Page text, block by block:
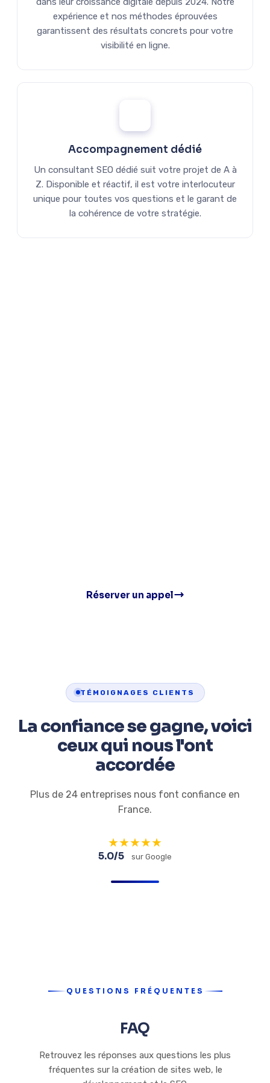
expérience et nos méthodes éprouvées
garantissent des résultats concrets pour votre
visibilité en ligne.
Accompagnement dédié
Un consultant SEO dédié suit votre projet de A à
Z. Disponible et réactif, il est votre interlocuteur
unique pour toutes vos questions et le garant de
la cohérence de votre stratégie.
Réserver un appel
TÉMOIGNAGES CLIENTS
La confiance se gagne, voici
ceux qui nous l'ont
accordée
Plus de 24 entreprises nous font confiance en
France.
★★★★★
5.0/5 sur Google
QUESTIONS FRÉQUENTES
FAQ
Retrouvez les réponses aux questions les plus
fréquentes sur la création de sites web, le